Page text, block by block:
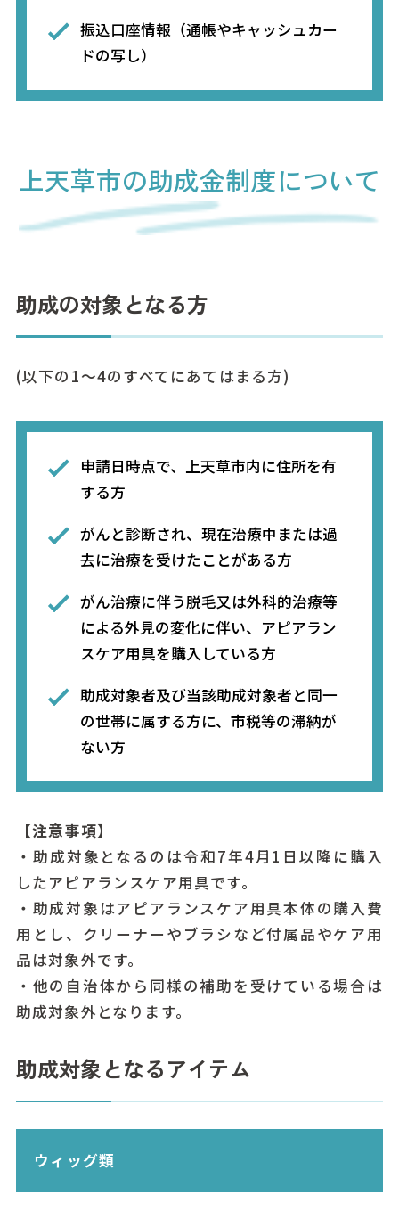
振込口座情報（通帳やキャッシュカー
ドの写し）
上天草市の助成金制度について
助成の対象となる方
(以下の1～4のすべてにあてはまる方)
申請日時点で、上天草市内に住所を有
する方
がんと診断され、現在治療中または過
去に治療を受けたことがある方
がん治療に伴う脱毛又は外科的治療等
による外見の変化に伴い、アピアラン
スケア用具を購入している方
助成対象者及び当該助成対象者と同一
の世帯に属する方に、市税等の滞納が
ない方
【注意事項】
・助成対象となるのは令和7年4月1日以降に購入
したアピアランスケア用具です。
・助成対象はアピアランスケア用具本体の購入費
用とし、クリーナーやブラシなど付属品やケア用
品は対象外です。
・他の自治体から同様の補助を受けている場合は
助成対象外となります。
助成対象となるアイテム
ウィッグ類